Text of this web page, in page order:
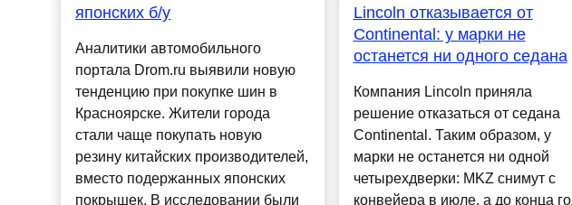
японских б/у
Аналитики автомобильного
портала Drom.ru выявили новую
тенденцию при покупке шин в
Красноярске. Жители города
стали чаще покупать новую
резину китайских производителей,
вместо подержанных японских
покрышек. В исследовании были
Lincoln отказывается от
Continental: у марки не
останется ни одного седана
Компания Lincoln приняла
решение отказаться от седана
Continental. Таким образом, у
марки не останется ни одной
четырехдверки: MKZ снимут с
конвейера в июле, а до конца